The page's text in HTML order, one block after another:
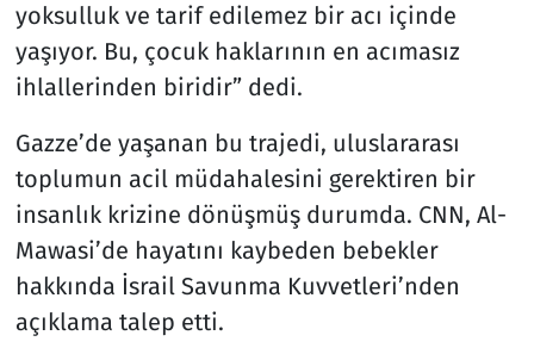
yoksulluk ve tarif edilemez bir acı içinde
yaşıyor. Bu, çocuk haklarının en acımasız
ihlallerinden biridir” dedi.
Gazze’de yaşanan bu trajedi, uluslararası
toplumun acil müdahalesini gerektiren bir
insanlık krizine dönüşmüş durumda. CNN, Al-
Mawasi’de hayatını kaybeden bebekler
hakkında İsrail Savunma Kuvvetleri’nden
açıklama talep etti.